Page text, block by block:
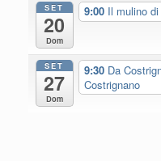
SET
20
Dom
9:00 Il mulino
SET
27
Dom
9:30 Da
Costrignano